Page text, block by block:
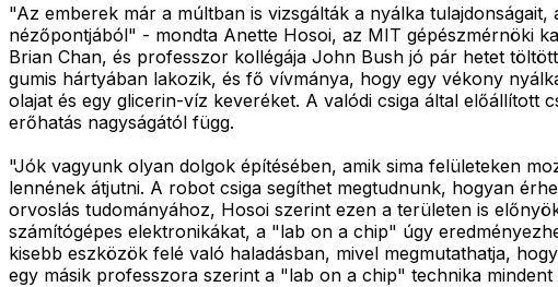
"Az emberek már a múltban is vizsgálták a nyálka
nézőpontjából" - mondta Anette Hosoi, az MIT gépészmérnöki
Brian Chan, és professzor kollégája John Bush jó pár hetet
gumis hártyában lakozik, és fő vívmánya, hogy egy vékony
olajat és egy glicerin-víz keveréket. A valódi csiga által előállított
erőhatás nagyságától függ.
"Jók vagyunk olyan dolgok építésében, amik sima felületeken
lennének átjutni. A robot csiga segíthet megtudnunk, hogyan
orvoslás tudományához, Hosoi szerint ezen a területen is
számítógépes elektronikákat, a "lab on a chip" úgy
kisebb eszközök felé való haladásban, mivel megmutathatja,
egy másik professzora szerint a "lab on a chip" technika mindent